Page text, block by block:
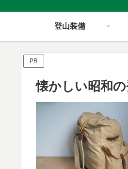
登山装備
PR
懐かしい昭和